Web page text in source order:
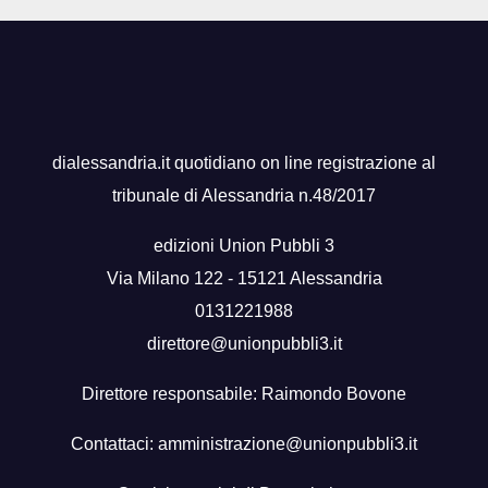
dialessandria.it quotidiano on line registrazione al
tribunale di Alessandria n.48/2017
edizioni Union Pubbli 3
Via Milano 122 - 15121 Alessandria
0131221988
direttore@unionpubbli3.it
Direttore responsabile: Raimondo Bovone
Contattaci: amministrazione@unionpubbli3.it